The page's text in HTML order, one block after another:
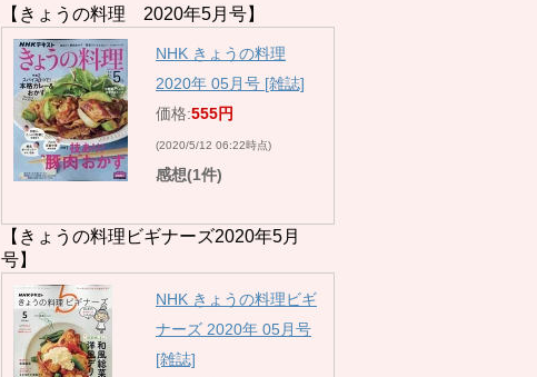
【きょうの料理 2020年5月号】
NHK きょうの料理
2020年 05月号 [雑誌]
価格:555円
(2020/5/12 06:22時点)
感想(1件)
【きょうの料理ビギナーズ2020年5月
号】
NHK きょうの料理ビギ
ナーズ 2020年 05月号
[雑誌]